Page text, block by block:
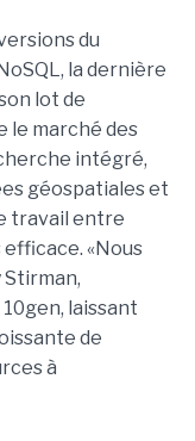
du
la dernière
lot de
le marché des
intégré,
géospatiales et
travail entre
«Nous
Stirman,
laissant
de
à